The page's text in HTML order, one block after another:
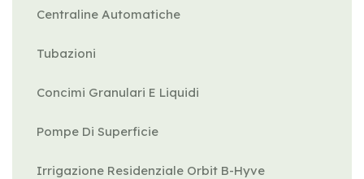
Centraline Automatiche
Tubazioni
Concimi Granulari E Liquidi
Pompe Di Superficie
Irrigazione Residenziale Orbit B-Hyve